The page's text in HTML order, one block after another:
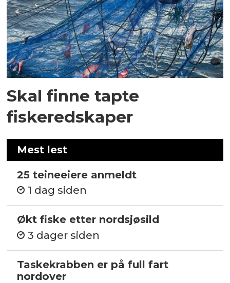
Skal finne tapte
fiskeredskaper
Mest lest
25 teineeiere anmeldt
1 dag siden
Økt fiske etter nordsjøsild
3 dager siden
Taskekrabben er på full fart
nordover